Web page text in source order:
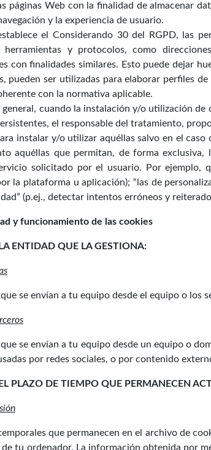
páginas Web con la finalidad de almacenar
y la experiencia de usuario.
el Considerando 30 del RGPD, las
herramientas y protocolos, como
con finalidades similares. Esto puede dejar
pueden ser utilizadas para elaborar perfiles
con la normativa aplicable.
cuando la instalación y/o utilización
el responsable del tratamiento,
instalar y/o utilizar aquéllas salvo en el
aquéllas que permitan, de forma
solicitado por el usuario. Por ejemplo,
la plataforma u aplicación); “las de
(p.ej., detectar intentos erróneos y
y funcionamiento de las cookies
ENTIDAD QUE LA GESTIONA:
se envían a tu equipo desde el equipo o
se envían a tu equipo desde un equipo o
por redes sociales, o por contenido
PLAZO DE TIEMPO QUE PERMANECEN
que permanecen en el archivo de
tu ordenador. La información obtenida por